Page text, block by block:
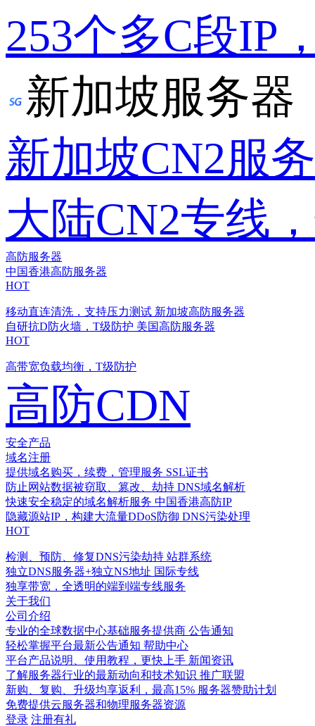
253个多C段IP
新加坡服务器
新加坡CN2服
大陆CN2专线
高防服务器
中国香港高防服务器
HOT
移动直连清洗，支持压力测试 新加坡高防服务器
自研抗D防火墙，T级防护 美国高防服务器
HOT
高带宽负载均衡，T级防护
高防CDN
安全产品
域名注册
提供域名购买，续费，管理服务 SSL证书
防止网站数据被窃取、篡改、劫持 DNS域名解析
快速安全稳定的域名解析服务 中国香港高防IP
隐藏源站IP，构建大流量DDoS防御 DNS污染处理
HOT
检测、预防、修复DNS污染劫持 站群系统
独立DNS服务器+独立NS地址 国际专线
独享带宽，全透明的端到端专线服务
关于我们
公司介绍
专业的全球数据中心基础服务提供商 公告通知
轻松掌握平台最新公告通知 帮助中心
平台产品说明、使用教程，更快上手 新闻资讯
了解服务器行业的最新动向和技术知识 推广联盟
新购、复购、升级均享返利，最高15% 服务器赞助计划
免费提供云服务器和物理服务器资源
登录 注册有礼